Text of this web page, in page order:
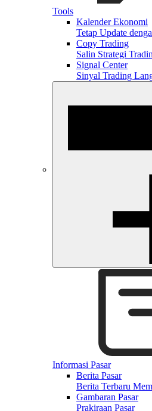
Tools
Kalender Ekonomi
Tetap Update
Copy Trading
Salin Strategi
Signal Center
Sinyal Trading
Informasi Pasar
Berita Pasar
Berita Terbaru
Gambaran Pasar
Prakiraan Pasar